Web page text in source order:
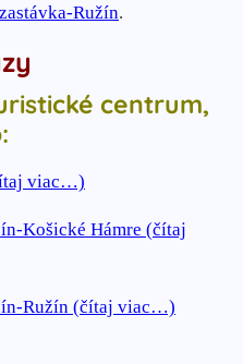
zastávka-Ružín.
centrum,
viac…)
Košické Hámre (čítaj
Ružín (čítaj viac…)